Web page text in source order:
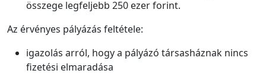
összege legfeljebb 250 ezer forint.
Az érvényes pályázás feltétele:
igazolás arról, hogy a pályázó társasháznak nincs
fizetési elmaradása